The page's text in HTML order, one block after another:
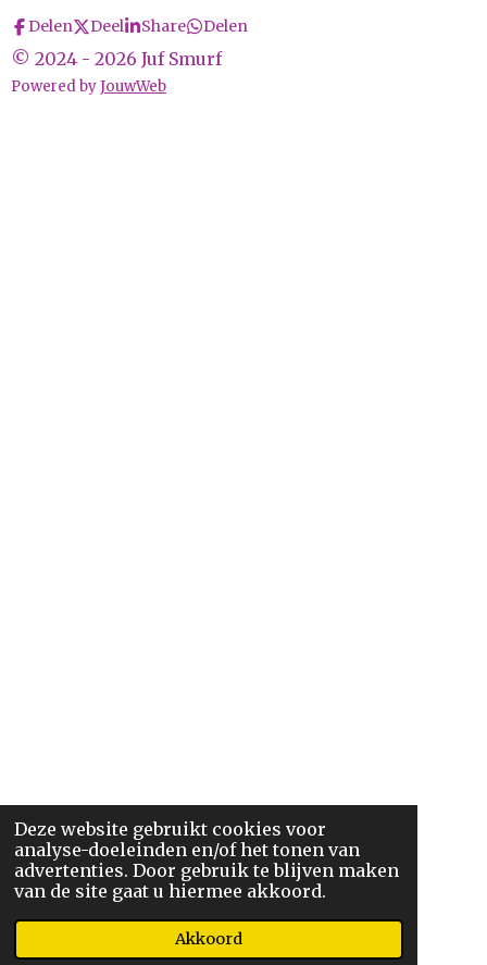
Deze website gebruikt cookies voor
analyse-doeleinden en/of het tonen van
advertenties. Door gebruik te blijven maken
van de site gaat u hiermee akkoord.
Akkoord
Delen Deel Share Delen
© 2024 - 2026 Juf Smurf
Powered byJouwWeb